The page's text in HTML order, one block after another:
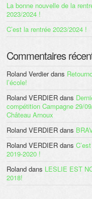
La bonne nouvelle de la
2023/2024 !
C’est la rentrée 2023/2024 !
Commentaires
Roland Verdierdans
l’école!
Roland VERDIER dans
compétition Campagne 29/
Château Arnoux
Roland VERDIER dans
Roland VERDIER dans
2019-2020 !
Roland dans LESLIE EST
2018!